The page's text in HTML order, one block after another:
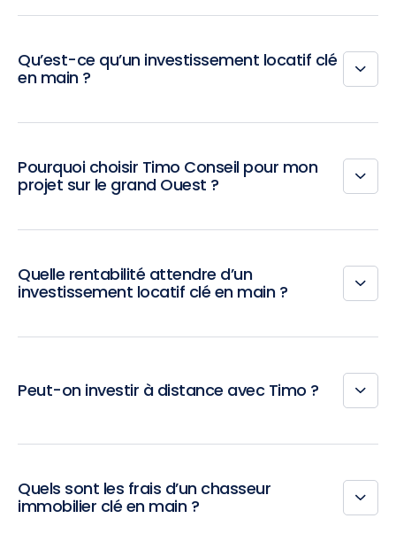
Qu’est-ce qu’un investissement locatif clé
en main ?
Pourquoi choisir Timo Conseil pour mon
projet sur le grand Ouest ?
Quelle rentabilité attendre d’un
investissement locatif clé en main ?
Peut-on investir à distance avec Timo ?
Quels sont les frais d’un chasseur
immobilier clé en main ?